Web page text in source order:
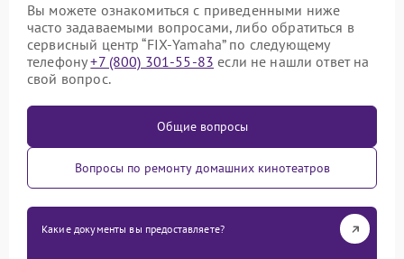
Вы можете ознакомиться с приведенными ниже
часто задаваемыми вопросами, либо обратиться в
сервисный центр “FIX-Yamaha” по следующему
телефону+7 (800) 301-55-83 если не нашли ответ на
свой вопрос.
Общие вопросы
Вопросы по ремонту домашних кинотеатров
Какие документы вы предоставляете?